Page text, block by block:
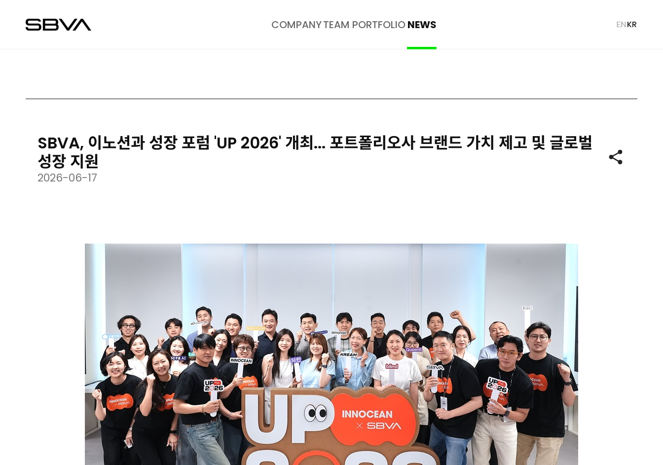
COMPANYTEAM PORTFOLIONEWS
언
ENKR
SBVA, 이노션과 성장 포럼 'UP 2026' 개최... 포트폴리오사 브랜드 가치 제고 및 글로벌
성장 지원
2026-06-17
공